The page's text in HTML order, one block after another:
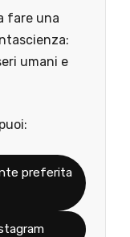
fare una
umani e
preferita